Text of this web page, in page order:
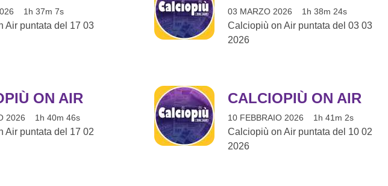
1h 37m 7s
Air puntata del 17 03
03 MARZO 2026 1h 38m 24s
Calciopiù on Air puntata del 03 03
2026
ON AIR
2026 1h 40m 46s
Air puntata del 17 02
CALCIOPIÙ ON AIR
10 FEBBRAIO 2026 1h 41m 2s
Calciopiù on Air puntata del 10 02
2026